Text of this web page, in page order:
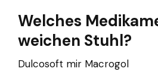
Welches
weichen Stuhl?
Dulcosoft mir Macrogol